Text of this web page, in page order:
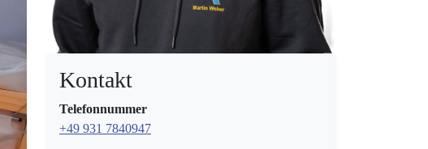
Kontakt
Telefonnummer
+49 931 7840947